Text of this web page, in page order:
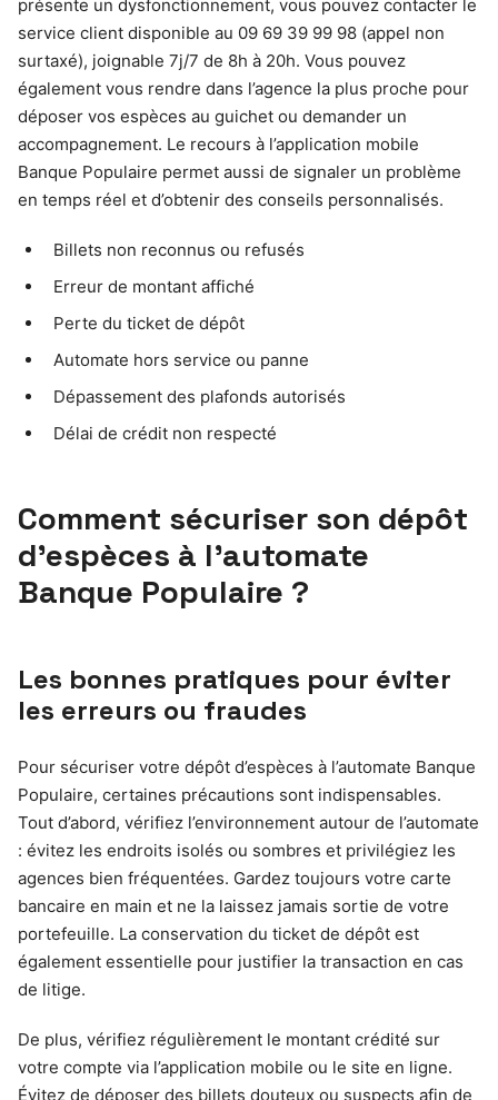
présente un dysfonctionnement, vous pouvez contacter le
service client disponible au 09 69 39 99 98 (appel non
surtaxé), joignable 7j/7 de 8h à 20h. Vous pouvez
également vous rendre dans l’agence la plus proche pour
déposer vos espèces au guichet ou demander un
accompagnement. Le recours à l’application mobile
Banque Populaire permet aussi de signaler un problème
en temps réel et d’obtenir des conseils personnalisés.
Billets non reconnus ou refusés
Erreur de montant affiché
Perte du ticket de dépôt
Automate hors service ou panne
Dépassement des plafonds autorisés
Délai de crédit non respecté
Comment sécuriser son dépôt
d’espèces à l’automate
Banque Populaire ?
Les bonnes pratiques pour éviter
les erreurs ou fraudes
Pour sécuriser votre dépôt d’espèces à l’automate Banque
Populaire, certaines précautions sont indispensables.
Tout d’abord, vérifiez l’environnement autour de l’automate
: évitez les endroits isolés ou sombres et privilégiez les
agences bien fréquentées. Gardez toujours votre carte
bancaire en main et ne la laissez jamais sortie de votre
portefeuille. La conservation du ticket de dépôt est
également essentielle pour justifier la transaction en cas
de litige.
De plus, vérifiez régulièrement le montant crédité sur
votre compte via l’application mobile ou le site en ligne.
Évitez de déposer des billets douteux ou suspects afin de